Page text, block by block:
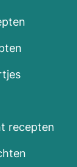
recepten